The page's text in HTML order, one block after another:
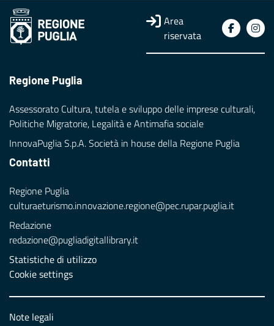
Area
riservata
Regione Puglia
Assessorato Cultura, tutela e sviluppo delle imprese culturali,
Politiche Migratorie, Legalità e Antimafia sociale
InnovaPuglia S.p.A. Società in house della Regione Puglia
Contatti
Regione Puglia
culturaeturismo.innovazione.regione@pec.rupar.puglia.it
Redazione
redazione@pugliadigitallibrary.it
Statistiche di utilizzo
Cookie settings
Note legali